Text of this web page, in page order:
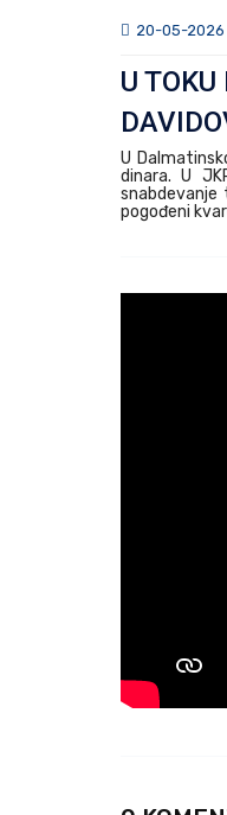
20-05-2026
U
U
dinara. U
snabdevanje
pogođeni